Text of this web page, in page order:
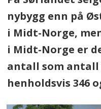
nybygg enn på
i Midt-Norge,
i Midt-Norge er
antall som antall
henholdsvis 346